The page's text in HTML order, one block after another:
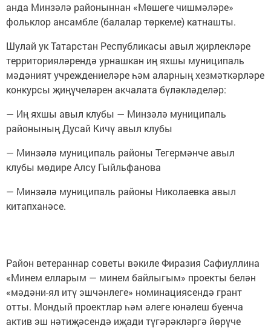
анда Минзәлә районыннан «Мөшеге чишмәләре»
фольклор ансамбле (балалар төркеме) катнашты.
Шулай ук Татарстан Республикасы авыл җирлекләре
территорияләрендә урнашкан иң яхшы муниципаль
мәдәният учреждениеләре һәм аларның хезмәткәрләре
конкурсы җиңүчеләрен акчалата бүләкләделәр:
— Иң яхшы авыл клубы — Минзәлә муниципаль
районының Дусай Кичү авыл клубы
— Минзәлә муниципаль районы Тегермәнче авыл
клубы мөдире Алсу Гыйльфанова
— Минзәлә муниципаль районы Николаевка авыл
китапханәсе.
Район ветераннар советы вәкиле Фиразия Сафиуллина
«Минем елларым — минем байлыгым» проекты белән
«мәдәни-ял итү эшчәнлеге» номинациясендә грант
отты. Мондый проектлар һәм әлеге юнәлеш буенча
актив эш нәтиҗәсендә иҗади түгәрәкләргә йөрүче